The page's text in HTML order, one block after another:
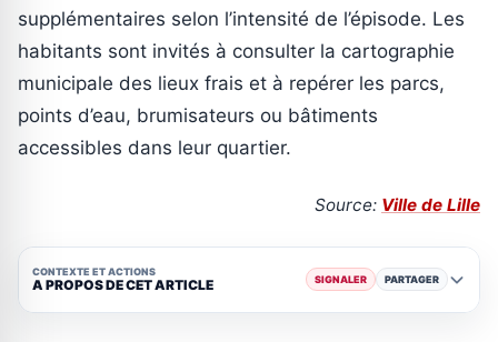
supplémentaires selon l’intensité de l’épisode. Les
habitants sont invités à consulter la cartographie
municipale des lieux frais et à repérer les parcs,
points d’eau, brumisateurs ou bâtiments
accessibles dans leur quartier.
Source: Ville de Lille
CONTEXTE ET ACTIONS
A PROPOS DE CET ARTICLE SIGNALER PARTAGER